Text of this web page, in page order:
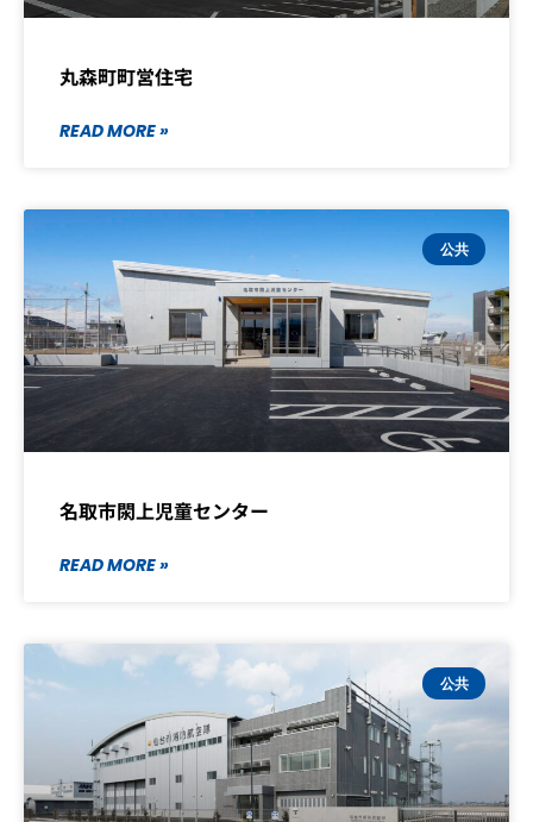
丸森町町営住宅
READ MORE »
公共
名取市閖上児童センター
READ MORE »
公共